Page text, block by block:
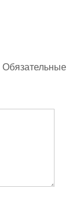
Обязательные